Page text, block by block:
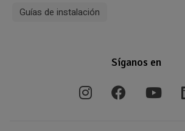
Guías de instalación
Síganos en